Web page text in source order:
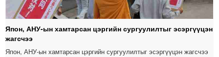
Япон, АНУ-ын хамтарсан цэргийн сургуулилтыг эсэргүүцэн
жагсчээ
Япон, АНУ-ын хамтарсан цэргийн сургуулилтыг эсэргүүцэн жагсчээ